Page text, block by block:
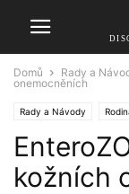
Domů Rady a
onemocněních
Rady a Návody
kožních